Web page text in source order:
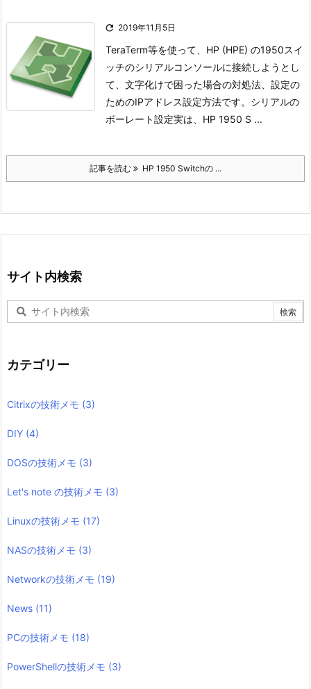
 2019年11月5日
TeraTerm等を使って、HP (HPE) の1950スイ
ッチのシリアルコンソールに接続しようとし
て、文字化けで困った場合の対処法、設定の
ためのIPアドレス設定方法です。 シリアルの
ボーレート設定実は、HP 1950 S ...
記事を読む HP 1950 Switchの ...
サイト内検索
カテゴリー
Citrixの技術メモ (3)
DIY (4)
DOSの技術メモ (3)
Let's note の技術メモ (3)
Linuxの技術メモ (17)
NASの技術メモ (3)
Networkの技術メモ (19)
News (11)
PCの技術メモ (18)
PowerShellの技術メモ (3)